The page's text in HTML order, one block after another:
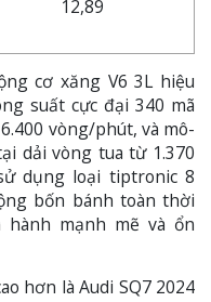
12,89
cơ xăng V6 3L hiệu
suất cực đại 340 mã
vòng/phút, và mô-
dải vòng tua từ 1.370
dụng loại tiptronic 8
bốn bánh toàn thời
hành mạnh mẽ và ổn
hơn là Audi SQ7 2024